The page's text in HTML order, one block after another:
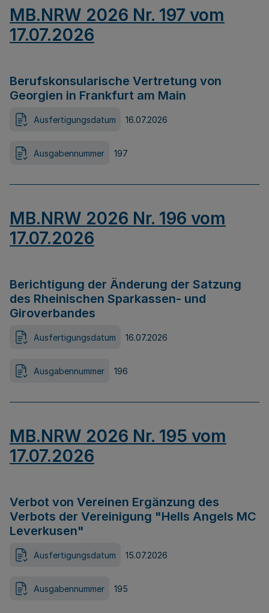
MB.NRW 2026 Nr. 197 vom
17.07.2026
Berufskonsularische Vertretung von
Georgien in Frankfurt am Main
Ausfertigungsdatum 16.07.2026
Ausgabennummer 197
MB.NRW 2026 Nr. 196 vom
17.07.2026
Berichtigung der Änderung der Satzung
des Rheinischen Sparkassen- und
Giroverbandes
Ausfertigungsdatum 16.07.2026
Ausgabennummer 196
MB.NRW 2026 Nr. 195 vom
17.07.2026
Verbot von Vereinen Ergänzung des
Verbots der Vereinigung "Hells Angels MC
Leverkusen"
Ausfertigungsdatum 15.07.2026
Ausgabennummer 195